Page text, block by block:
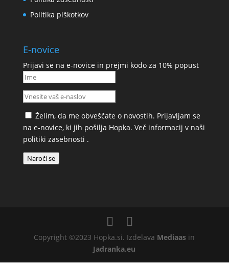
Politika piškotkov
E-novice
Prijavi se na e-novice in prejmi kodo za 10% popust
Želim, da me obveščate o novostih. Prijavljam se
na e-novice, ki jih pošilja Hopka. Več informacij v naši
politiki zasebnosti .
Naroči se
Copyright ©2023 Hopka.si. Izdelava Mediaas in
Jadranka.eu